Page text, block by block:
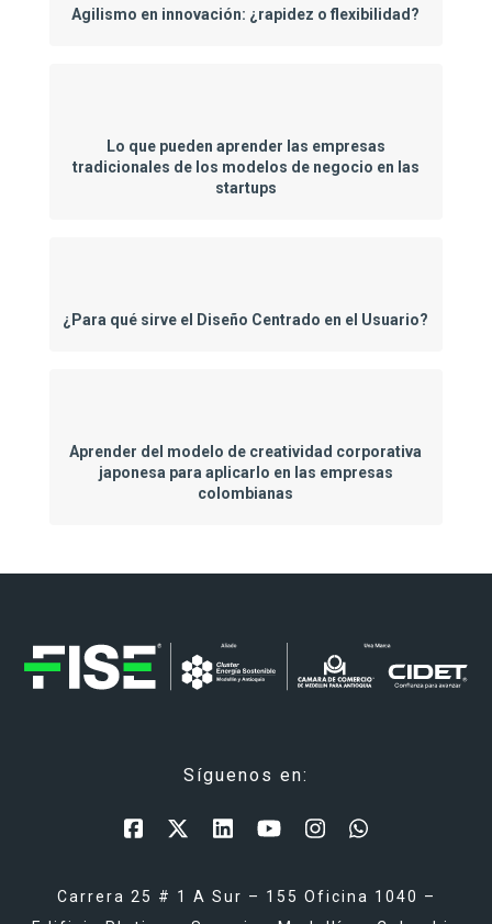
Agilismo en innovación: ¿rapidez o flexibilidad?
Lo que pueden aprender las empresas
tradicionales de los modelos de negocio en las
startups
¿Para qué sirve el Diseño Centrado en el Usuario?
Aprender del modelo de creatividad corporativa
japonesa para aplicarlo en las empresas
colombianas
Síguenos en:
Carrera 25 # 1 A Sur – 155 Oficina 1040 –